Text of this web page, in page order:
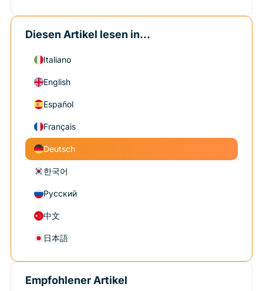
Diesen Artikel lesen in...
Italiano
English
Español
Français
Deutsch
한국어
Русский
中文
日本語
Empfohlener Artikel